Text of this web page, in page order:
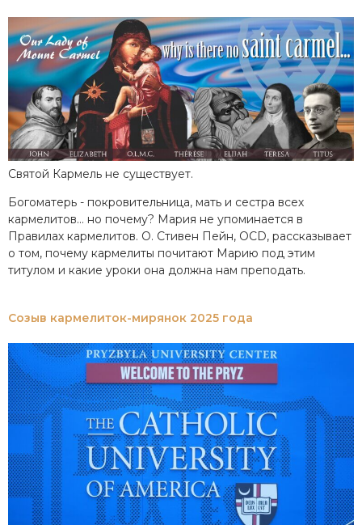
Святой Кармель не существует.
Богоматерь - покровительница, мать и сестра всех
кармелитов... но почему? Мария не упоминается в
Правилах кармелитов. О. Стивен Пейн, OCD, рассказывает
о том, почему кармелиты почитают Марию под этим
титулом и какие уроки она должна нам преподать.
Созыв кармелиток-мирянок 2025 года